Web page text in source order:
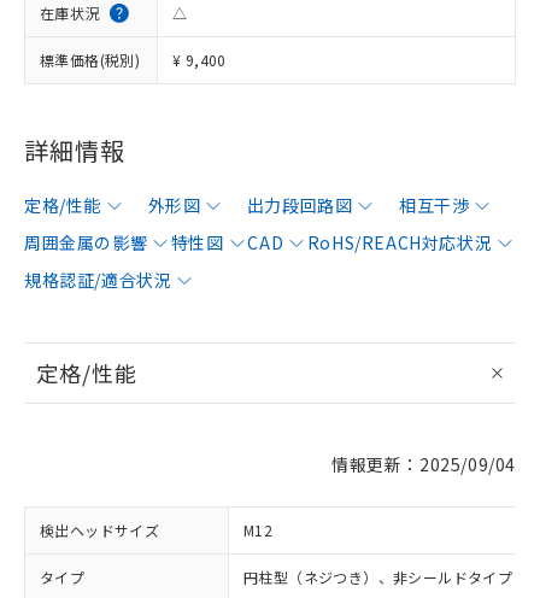
在庫状況 △
標準価格(税別) ¥ 9,400
詳細情報
定格/性能 外形図 出力段回路図
相互干渉
周囲金属の影響
特性図 CAD
RoHS/REACH対応状況
規格認証/適合状況
定格/性能
情報更新：2025/09/04
検出ヘッドサイズ M12
タイプ 円柱型（ネジつき）、非シールドタイプ